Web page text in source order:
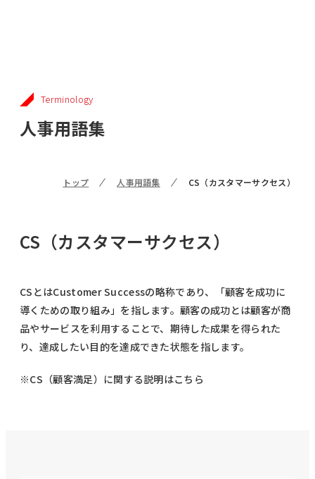
Terminology
人事用語集
トップ 人事用語集 CS（カスタマーサクセス）
CS（カスタマーサクセス）
CSとはCustomer Successの略称であり、「顧客を成功に
導くための取り組み」を指します。顧客の成功とは顧客が商
品やサービスを利用することで、期待した成果を得られた
り、達成したい目的を達成できた状態を指します。
※CS（顧客満足）に関する説明はこちら